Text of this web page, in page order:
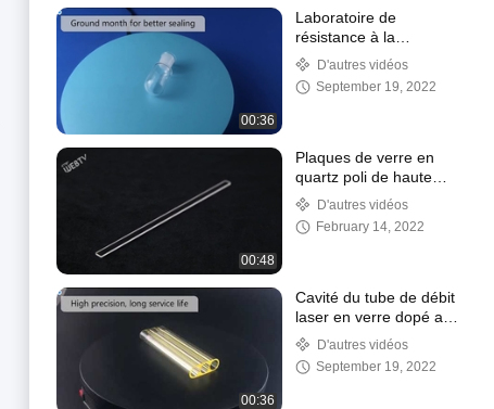
00:36
Laboratoire de
résistance à la
corrosion des bouteilles
de quartz fondu à haute
température
D'autres vidéos
September 19, 2022
00:48
Plaques de verre en
quartz poli de haute
précision sans bulle
d'air en surface
D'autres vidéos
February 14, 2022
00:36
Cavité du tube de débit
laser en verre dopé au
samarium pour laser
médical
D'autres vidéos
September 19, 2022